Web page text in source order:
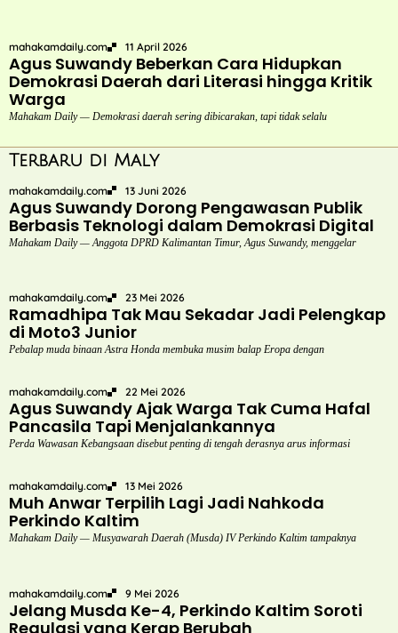
mahakamdaily.com 11 April 2026
Agus Suwandy Beberkan Cara Hidupkan
Demokrasi Daerah dari Literasi hingga Kritik
Warga
Mahakam Daily — Demokrasi daerah sering dibicarakan, tapi tidak selalu
Terbaru di Maly
mahakamdaily.com 13 Juni 2026
Agus Suwandy Dorong Pengawasan Publik
Berbasis Teknologi dalam Demokrasi Digital
Mahakam Daily — Anggota DPRD Kalimantan Timur, Agus Suwandy, menggelar
mahakamdaily.com 23 Mei 2026
Ramadhipa Tak Mau Sekadar Jadi Pelengkap
di Moto3 Junior
Pebalap muda binaan Astra Honda membuka musim balap Eropa dengan
mahakamdaily.com 22 Mei 2026
Agus Suwandy Ajak Warga Tak Cuma Hafal
Pancasila Tapi Menjalankannya
Perda Wawasan Kebangsaan disebut penting di tengah derasnya arus informasi
mahakamdaily.com 13 Mei 2026
Muh Anwar Terpilih Lagi Jadi Nahkoda
Perkindo Kaltim
Mahakam Daily — Musyawarah Daerah (Musda) IV Perkindo Kaltim tampaknya
mahakamdaily.com 9 Mei 2026
Jelang Musda Ke-4, Perkindo Kaltim Soroti
Regulasi yang Kerap Berubah